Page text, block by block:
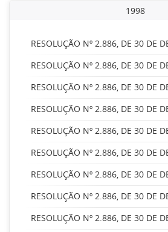
1998
RESOLUÇÃO Nº 2.886, DE 30 DE
RESOLUÇÃO Nº 2.886, DE 30 DE
RESOLUÇÃO Nº 2.886, DE 30 DE
RESOLUÇÃO Nº 2.886, DE 30 DE
RESOLUÇÃO Nº 2.886, DE 30 DE
RESOLUÇÃO Nº 2.886, DE 30 DE
RESOLUÇÃO Nº 2.886, DE 30 DE
RESOLUÇÃO Nº 2.886, DE 30 DE
RESOLUÇÃO Nº 2.886, DE 30 DE